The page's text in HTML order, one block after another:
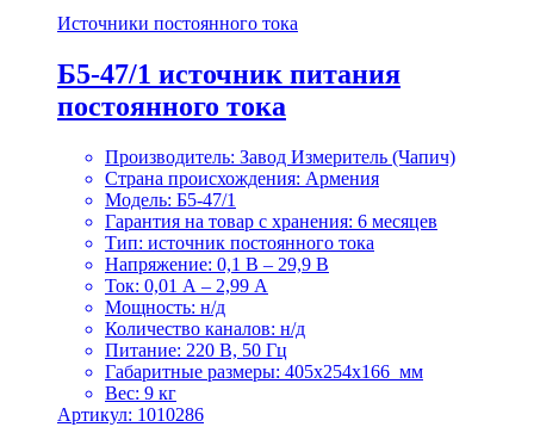
Источники постоянного тока
Б5-47/1 источник питания
постоянного тока
Производитель: Завод Измеритель (Чапич)
Страна происхождения: Армения
Модель: Б5-47/1
Гарантия на товар с хранения: 6 месяцев
Тип: источник постоянного тока
Напряжение: 0,1 В – 29,9 В
Ток: 0,01 А – 2,99 А
Мощность: н/д
Количество каналов: н/д
Питание: 220 В, 50 Гц
Габаритные размеры: 405x254x166 мм
Вес: 9 кг
Артикул: 1010286